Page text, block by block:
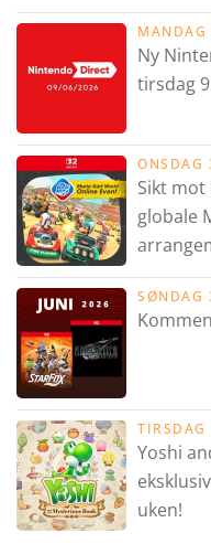
Ny
tirsdag
ONSDAG
Sikt
globale
SØNDAG
Yoshi
uken!